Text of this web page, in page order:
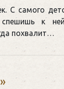
С самого
к
похвалит…